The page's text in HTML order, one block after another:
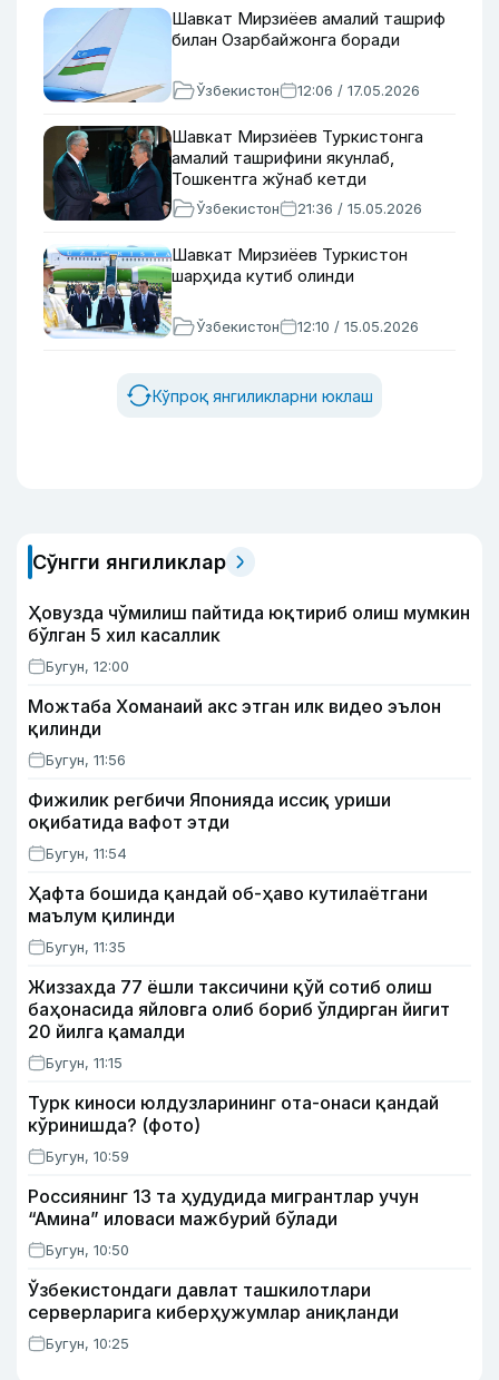
Шавкат Мирзиёев амалий ташриф
билан Озарбайжонга боради
Ўзбекистон 12:06 / 17.05.2026
Шавкат Мирзиёев Туркистонга
амалий ташрифини якунлаб,
Тошкентга жўнаб кетди
Ўзбекистон 21:36 / 15.05.2026
Шавкат Мирзиёев Туркистон
шарҳида кутиб олинди
Ўзбекистон 12:10 / 15.05.2026
Кўпроқ янгиликларни юклаш
Сўнгги янгиликлар
Ҳовузда чўмилиш пайтида юқтириб олиш мумкин
бўлган 5 хил касаллик
Бугун, 12:00
Можтаба Хоманаий акс этган илк видео эълон
қилинди
Бугун, 11:56
Фижилик регбичи Японияда иссиқ уриши
оқибатида вафот этди
Бугун, 11:54
Ҳафта бошида қандай об-ҳаво кутилаётгани
маълум қилинди
Бугун, 11:35
Жиззахда 77 ёшли таксичини қўй сотиб олиш
баҳонасида яйловга олиб бориб ўлдирган йигит
20 йилга қамалди
Бугун, 11:15
Турк киноси юлдузларининг ота-онаси қандай
кўринишда? (фото)
Бугун, 10:59
Россиянинг 13 та ҳудудида мигрантлар учун
“Амина” иловаси мажбурий бўлади
Бугун, 10:50
Ўзбекистондаги давлат ташкилотлари
серверларига киберҳужумлар аниқланди
Бугун, 10:25